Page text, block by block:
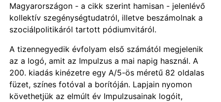
Magyarországon - a cikk szerint hamisan - jelenlévő
kollektív szegénységtudatról, illetve beszámolnak a
szociálpolitikáról tartott pódiumvitáról.
A tizennegyedik évfolyam első számától megjelenik
az a logó, amit az Impulzus a mai napig használ. A
200. kiadás kinézetre egy A/5-ös méretű 82 oldalas
füzet, színes fotóval a borítóján. Lapjain nyomon
követhetjük az elmúlt év Impulzusainak logóit,